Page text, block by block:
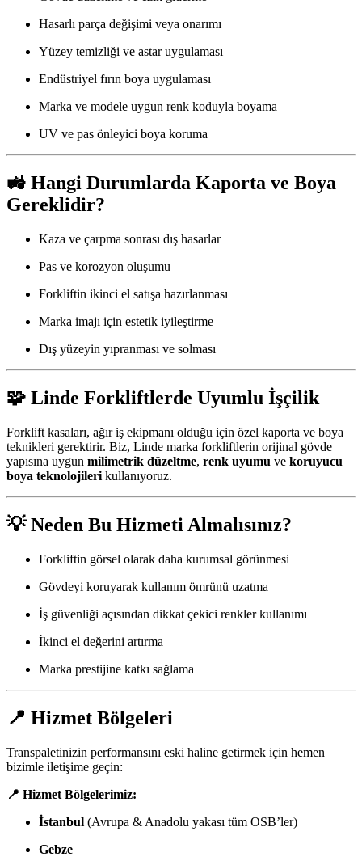
Hasarlı parça değişimi veya onarımı
Yüzey temizliği ve astar uygulaması
Endüstriyel fırın boya uygulaması
Marka ve modele uygun renk koduyla boyama
UV ve pas önleyici boya koruma
🚜 Hangi Durumlarda Kaporta ve Boya
Gereklidir?
Kaza ve çarpma sonrası dış hasarlar
Pas ve korozyon oluşumu
Forkliftin ikinci el satışa hazırlanması
Marka imajı için estetik iyileştirme
Dış yüzeyin yıpranması ve solması
🧩 Linde Forkliftlerde Uyumlu İşçilik
Forklift kasaları, ağır iş ekipmanı olduğu için özel kaporta ve boya
teknikleri gerektirir. Biz, Linde marka forkliftlerin orijinal gövde
yapısına uygun milimetrik düzeltme, renk uyumu ve koruyucu
boya teknolojileri kullanıyoruz.
💡 Neden Bu Hizmeti Almalısınız?
Forkliftin görsel olarak daha kurumsal görünmesi
Gövdeyi koruyarak kullanım ömrünü uzatma
İş güvenliği açısından dikkat çekici renkler kullanımı
İkinci el değerini artırma
Marka prestijine katkı sağlama
📍 Hizmet Bölgeleri
Transpaletinizin performansını eski haline getirmek için hemen
bizimle iletişime geçin:
📍 Hizmet Bölgelerimiz:
İstanbul (Avrupa & Anadolu yakası tüm OSB’ler)
Gebze